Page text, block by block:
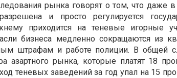
рынка говорят о том, что даже
и просто регулируется
приходится на теневые игорные
бизнеса медленно сокращаются из
штрафам и работе полиции. В общей
азартного рынка, которые платят 18
теневых заведений за год упал на 15